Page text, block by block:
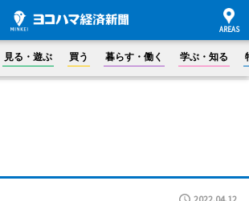
見る・遊ぶ 買う 暮らす・働く 学ぶ・知る